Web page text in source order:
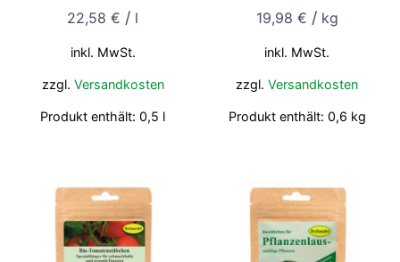
22,58€ / l
inkl. MwSt.
zzgl. Versandkosten
Produkt enthält: 0,5 l
19,98 € / kg
inkl. MwSt.
zzgl.Versandkosten
Produkt enthält: 0,6 kg